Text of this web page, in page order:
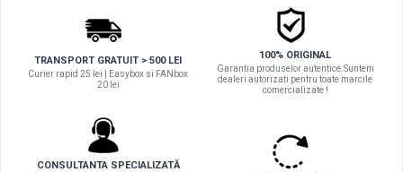
TRANSPORT GRATUIT > 500 LEI
Curier rapid 25 lei | Easybox si FANbox
20 lei
100% ORIGINAL
Garantia produselor autentice.Suntem
dealeri autorizati pentru toate marcile
comercializate !
CONSULTANTA SPECIALIZATĂ